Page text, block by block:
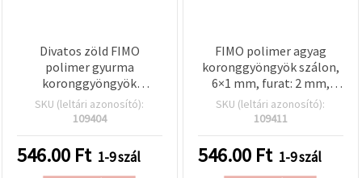
Divatos zöld FIMO
polimer gyurma
koronggyöngyök
aranyszínű pigmenttel,
6x1 mm, furat: 2 mm –
ékszerkészítéshez,
kiegészítőkhöz és DIY
SKU (leltári azonosító):
109404
546.00 Ft 1-9 szál
FIMO polimer agyag
koronggyöngyök szálon,
6×1 mm, furat: 2 mm,
neonsárga aranyszínű
pigmenttel, ~350 db
SKU (leltári azonosító):
109411
546.00 Ft 1-9 szál